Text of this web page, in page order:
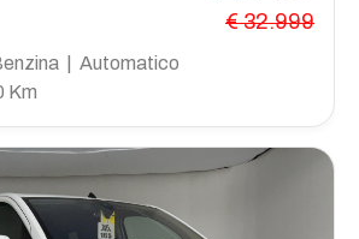
€ 32.999
| Automatico
Km